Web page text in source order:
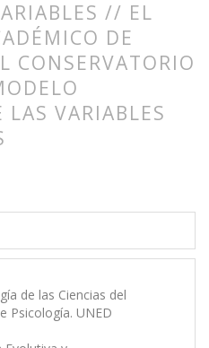
// EL
DE
CONSERVATORIO
LAS VARIABLES
de las Ciencias del
Psicología. UNED